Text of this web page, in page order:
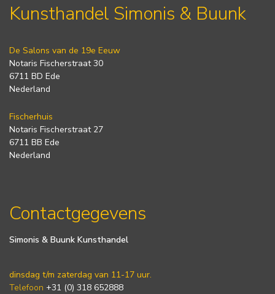
Kunsthandel Simonis & Buunk
De Salons van de 19e Eeuw
Notaris Fischerstraat 30
6711 BD Ede
Nederland
Fischerhuis
Notaris Fischerstraat 27
6711 BB Ede
Nederland
Contactgegevens
Simonis & Buunk Kunsthandel
dinsdag t/m zaterdag van 11-17 uur.
Telefoon +31 (0) 318 652888